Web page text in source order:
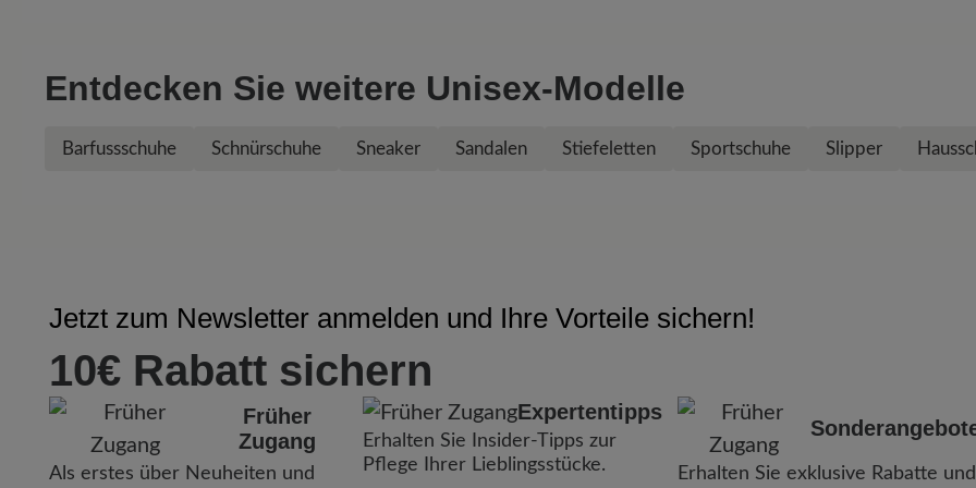
Entdecken Sie weitere Unisex-Modelle
Barfussschuhe Schnürschuhe Sneaker Sandalen Stiefeletten Sportschuhe Slipper
Jetzt zum Newsletter anmelden und Ihre Vorteile sichern!
10€ Rabatt sichern
Früher
Zugang
Als erstes über Neuheiten und
Expertentipps
Erhalten Sie Insider-Tipps zur
Pflege Ihrer Lieblingsstücke.
Erhalten Sie exklusive Rabatte und